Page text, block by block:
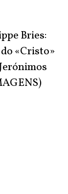
Bries:
«Cristo»